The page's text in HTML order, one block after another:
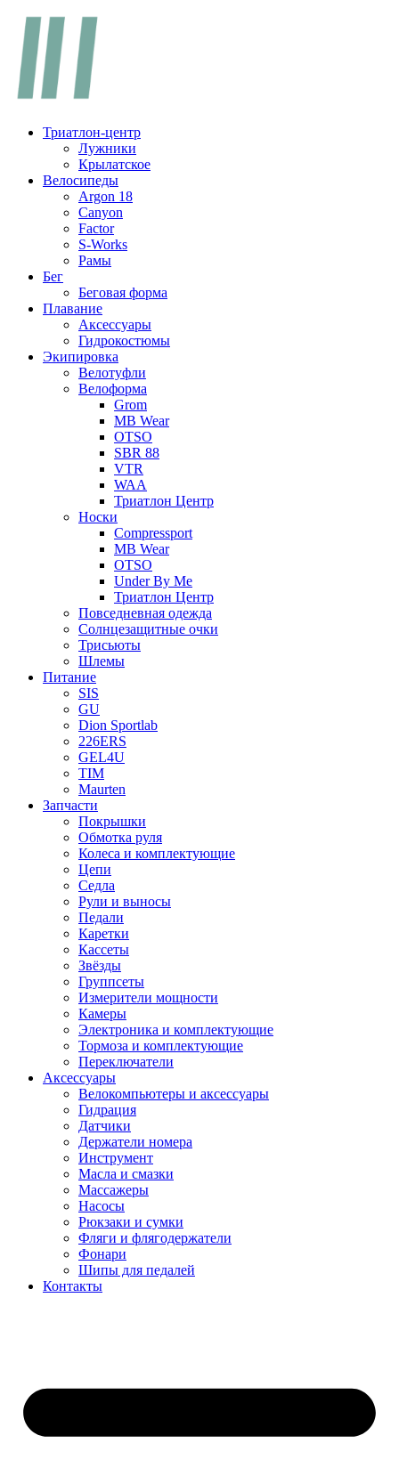
Перейти
содержимому
Триатлон-центр
Лужники
Крылатское
Велосипеды
Argon 18
Canyon
Factor
S-Works
Рамы
Бег
Беговая форма
Плавание
Аксессуары
Гидрокостюмы
Экипировка
Велотуфли
Велоформа
Grom
MB Wear
OTSO
SBR 88
VTR
WAA
Триатлон Центр
Носки
Compressport
MB Wear
OTSO
Under By Me
Триатлон Центр
Повседневная одежда
Солнцезащитные очки
Трисьюты
Шлемы
Питание
SIS
GU
Dion Sportlab
226ERS
GEL4U
TIM
Maurten
Запчасти
Покрышки
Обмотка руля
Колеса и комплектующие
Цепи
Седла
Рули и выносы
Педали
Каретки
Кассеты
Звёзды
Группсеты
Измерители мощности
Камеры
Электроника и комплектующие
Тормоза и комплектующие
Переключатели
Аксессуары
Велокомпьютеры и аксессуары
Гидрация
Датчики
Держатели номера
Инструмент
Масла и смазки
Массажеры
Насосы
Рюкзаки и сумки
Фляги и флягодержатели
Фонари
Шипы для педалей
Контакты